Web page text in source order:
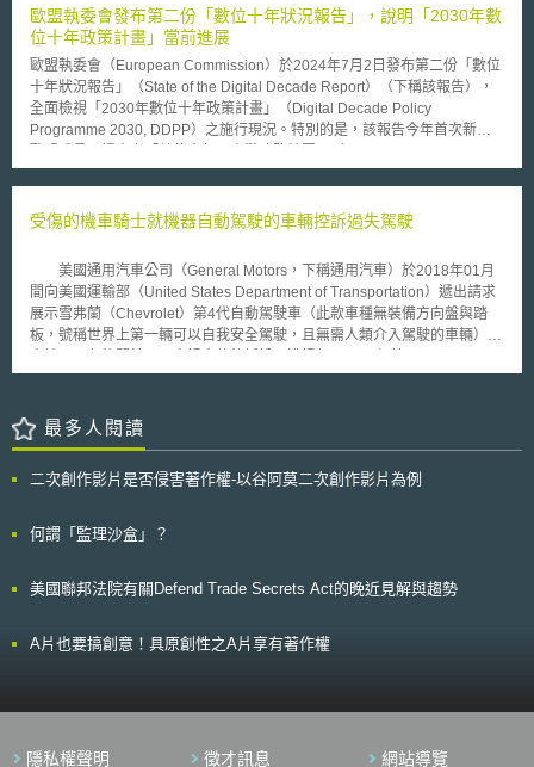
審查品質的方針 透過學習日本的基準、判斷手法提升審查、審判的品質；
並透過學習日本的管理手法，提升審查品質管理能力。 3、仿冒品對策的對
應方針 透過介紹以日本及各國事例為基礎的支援，加深對於仿冒品對策的
理解；並透過增加與實施健全執法相關聯的講義時間，加深對於仿冒品對策
的一般理解。 4、建構更有效果的研修方法的對應方針 透過設置課程全體的
導師制度（mentor），提升研修效果的同時，有效活用「線上」及「實體」
連續性的混合研修方法，並透過於實體研修中實施團體討論、在職訓練
（OJT）、案件閱讀、模擬裁判（Mock Trial）等，提升實踐能力。 本文後
續會持續留意日本「產業財產權人才培養協力事業」的發展，以掌握日本對
於發展中國家支援的最新資訊。我國企業如未來預計於發展中國家進行經濟
投資或活動時，亦應注意該國智慧財產權之程度，以評估相關風險。 本文
與YouTube簽訂的頻道協議，乃是非專屬的協定。換言之，歐盟執行委員會
仍可同時與其他網站或媒體簽訂類似之服務協議。其次，EU Tube之內容亦
各種公民相關事項，甚至有內容大膽的 ”Film Lovers Will Love This!” 的前
衛影片。更有甚之，使用者對於不同影音檔點擊觀看次數（有數百萬人次與
僅一千人次的差異）的資訊，也可作為日後進一步分析利用的原始資料。不
過，雖然歐盟極力推動其內部之語言多樣性，目前既有的影片仍以英文為
域與影音分享網站日漸深化的關係，也考驗傳統媒體和政治互動的準則。
歐盟執委會發布第二份「數位十年狀況報告」，說明「2030年數
位十年政策計畫」當前進展
歐盟執委會（European Commission）於2024年7月2日發布第二份「數位
十年狀況報告」（State of the Digital Decade Report）（下稱該報告），
全面檢視「2030年數位十年政策計畫」（Digital Decade Policy
Programme 2030, DDPP）之施行現況。特別的是，該報告今年首次新增
Strategic Roadmaps），說明預計投入數位轉型之措施、行動及資金。 為
委會於該報告提出兩大面向之建議。首先，於數位基礎設施及企業之部分，
Market）。此外，歐洲公司對於人工智慧、雲端、巨量資料之採用率遠低於
DDPP欲達成之75%目標。若欲實踐商業部門數位化，應鼓勵中小企業採用
創新之數位工具，且應積極投資具有高度發展可能性之新創企業。 其次，
於數位技能與公共服務之層面，該報告提及，社會經濟相關之數位轉型過程
錄，以利民間及企業方便運用。 最後，歐盟成員國須於2024年12月2日前
審視、調整「數位十年國家戰略路線圖」，以符合DDPP闡述之目標。此
外，歐盟執委會將監督、評估報告中建議之實施情形，並於2025年發布之
受傷的機車騎士就機器自動駕駛的車輛控訴過失駕駛
美國通用汽車公司（General Motors，下稱通用汽車）於2018年01月
間向美國運輸部（United States Department of Transportation）遞出請求
展示雪弗蘭（Chevrolet）第4代自動駕駛車（此款車種無裝備方向盤與踏
板，號稱世界上第一輛可以自我安全駕駛，且無需人類介入駕駛的車輛）的
Nilsson（即原告，下稱Nilsson）於2018年01月22日向美國舊金山區地方
州舊金山Oak Street的中央車道上騎乘機車往東行駛，Manuel DeJesus
Salazar（即被告，下稱Salazar）於同時地駕駛由通用汽車製造之
向盤。Nilsson原騎乘於自駕車後方，不久，自駕車自Nilsson正前方變換車
騎乘的車道，因此撞擊Nilsson摔倒在地。據此，Nilsson主張通用汽車公司
至比鄰車道）具有過失，造成Nilsson受到嚴重的生理及心理損害，且無法
不少於7萬5千美元之損害賠償、懲罰性損害賠償、律師委任費用以及其他適
當且公正之侵權損害賠償等有理由。 然而，根據先前加州車輛管理局
最多人閱讀
二次創作影片是否侵害著作權-以谷阿莫二次創作影片為例
何謂「監理沙盒」？
美國聯邦法院有關Defend Trade Secrets Act的晚近見解與趨勢
A片也要搞創意！具原創性之A片享有著作權
隱私權聲明 徵才訊息 網站導覽